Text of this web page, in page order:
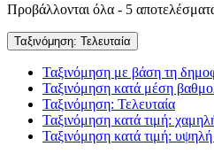
Προβάλλονται όλα - 5
Ταξινόμηση: Τελευταία
Ταξινόμηση με βάση τη
Ταξινόμηση κατά μέση
Ταξινόμηση: Τελευταία
Ταξινόμηση κατά τιμή:
Ταξινόμηση κατά τιμή: